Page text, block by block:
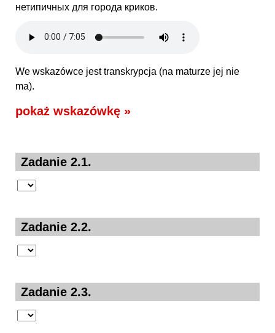
нетипичных для города криков.
We wskazówce jest transkrypcja (na maturze jej nie
ma).
pokaż wskazówkę »
Zadanie 2.1.
Zadanie 2.2.
Zadanie 2.3.